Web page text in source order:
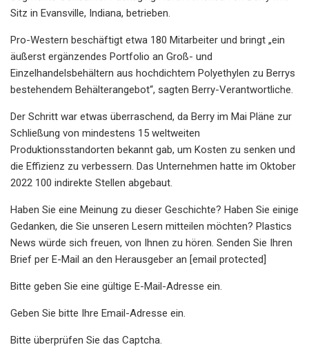
Sitz in Evansville, Indiana, betrieben.
Pro-Western beschäftigt etwa 180 Mitarbeiter und bringt „ein
äußerst ergänzendes Portfolio an Groß- und
Einzelhandelsbehältern aus hochdichtem Polyethylen zu Berrys
bestehendem Behälterangebot“, sagten Berry-Verantwortliche.
Der Schritt war etwas überraschend, da Berry im Mai Pläne zur
Schließung von mindestens 15 weltweiten
Produktionsstandorten bekannt gab, um Kosten zu senken und
die Effizienz zu verbessern. Das Unternehmen hatte im Oktober
2022 100 indirekte Stellen abgebaut.
Haben Sie eine Meinung zu dieser Geschichte? Haben Sie einige
Gedanken, die Sie unseren Lesern mitteilen möchten? Plastics
News würde sich freuen, von Ihnen zu hören. Senden Sie Ihren
Brief per E-Mail an den Herausgeber an [email protected]
Bitte geben Sie eine gültige E-Mail-Adresse ein.
Geben Sie bitte Ihre Email-Adresse ein.
Bitte überprüfen Sie das Captcha.